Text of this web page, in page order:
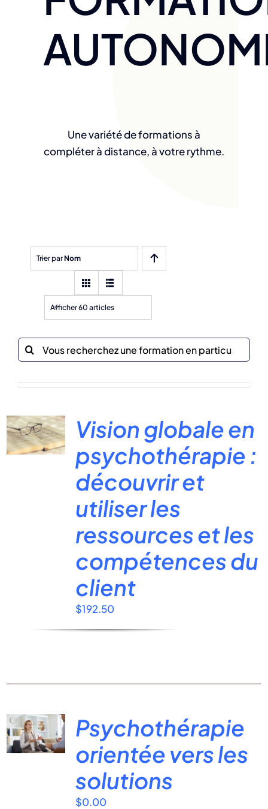
Une variété de formations à
compléter à distance, à votre rythme.
Trier parNom
Afficher 60 articles
Recherche
sur
:
Vision globale en
psychothérapie :
découvrir et
utiliser les
ressources et les
compétences du
client
$192.50
Psychothérapie
orientée vers les
solutions
$0.00